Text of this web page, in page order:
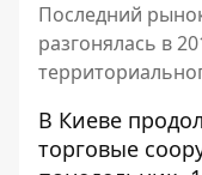
Последний
разгонялась в
В Киеве
торговые